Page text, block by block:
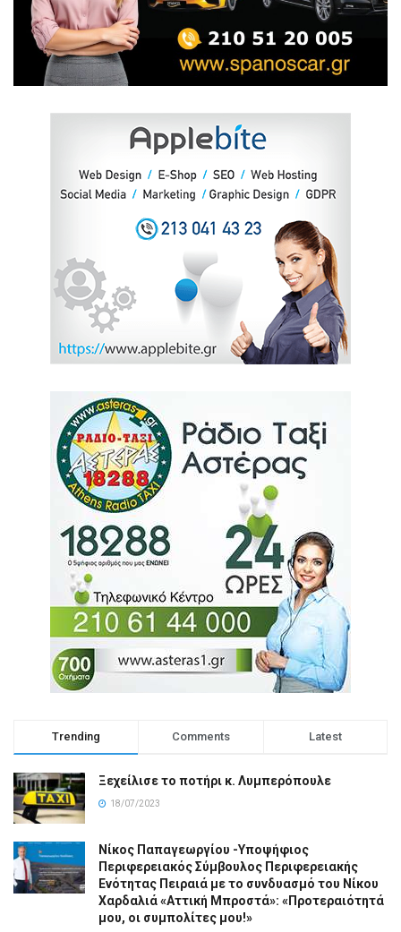
Trending Comments Latest
Ξεχείλισε το ποτήρι κ. Λυμπερόπουλε
18/07/2023
Νίκος Παπαγεωργίου -Υποψήφιος
Περιφερειακός Σύμβουλος Περιφερειακής
Ενότητας Πειραιά με το συνδυασμό του Νίκου
Χαρδαλιά «Αττική Μπροστά»: «Προτεραιότητά
μου, οι συμπολίτες μου!»